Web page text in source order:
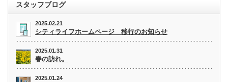
スタッフブログ
2025.02.21
シティライフホームページ 移行のお知らせ
2025.01.31
春の訪れ。
2025.01.24